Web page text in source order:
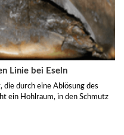
Linie bei Eseln
durch eine Ablösung des
ein Hohlraum, in den Schmutz